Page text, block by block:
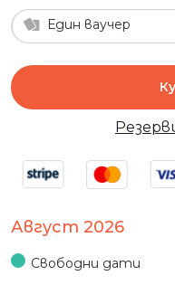
Един ваучер
Август 2026
Свободни дати